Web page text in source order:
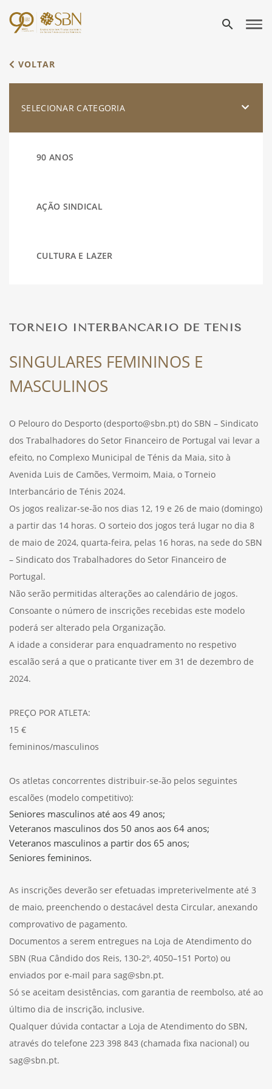
search
VOLTAR
SELECIONAR CATEGORIA
90 ANOS
AÇÃO SINDICAL
CULTURA E LAZER
FÉRIAS
TORNEIO INTERBANCÁRIO DE TÉNIS
SINGULARES FEMININOS E
MASCULINOS
O Pelouro do Desporto (desporto@sbn.pt) do SBN – Sindicato
dos Trabalhadores do Setor Financeiro de Portugal vai levar a
efeito, no Complexo Municipal de Ténis da Maia, sito à
Avenida Luis de Camões, Vermoim, Maia, o Torneio
Interbancário de Ténis 2024.
Os jogos realizar-se-ão nos dias 12, 19 e 26 de maio (domingo)
a partir das 14 horas. O sorteio dos jogos terá lugar no dia 8
de maio de 2024, quarta-feira, pelas 16 horas, na sede do SBN
– Sindicato dos Trabalhadores do Setor Financeiro de
Portugal.
Não serão permitidas alterações ao calendário de jogos.
Consoante o número de inscrições recebidas este modelo
poderá ser alterado pela Organização.
A idade a considerar para enquadramento no respetivo
escalão será a que o praticante tiver em 31 de dezembro de
2024.
PREÇO POR ATLETA:
15 €
femininos/masculinos
Os atletas concorrentes distribuir-se-ão pelos seguintes
escalões (modelo competitivo):
Seniores masculinos até aos 49 anos;
Veteranos masculinos dos 50 anos aos 64 anos;
Veteranos masculinos a partir dos 65 anos;
Seniores femininos.
As inscrições deverão ser efetuadas impreterivelmente até 3
de maio, preenchendo o destacável desta Circular, anexando
comprovativo de pagamento.
Documentos a serem entregues na Loja de Atendimento do
SBN (Rua Cândido dos Reis, 130-2º, 4050–151 Porto) ou
enviados por e-mail para sag@sbn.pt.
Só se aceitam desistências, com garantia de reembolso, até ao
último dia de inscrição, inclusive.
Qualquer dúvida contactar a Loja de Atendimento do SBN,
através do telefone 223 398 843 (chamada fixa nacional) ou
sag@sbn.pt.